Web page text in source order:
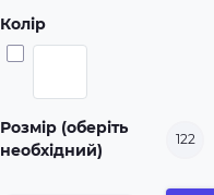
Колір
Розмір (оберіть
необхідний)
122